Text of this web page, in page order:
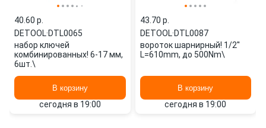
40.60 p.
DETOOL·DTL0065
набор ключей
комбинированных! 6-17 мм,
6шт.\
В корзину
сегодня в 19:00
43.70 p.
DETOOL·DTL0087
вороток шарнирный! 1/2''
L=610mm, до 500Nm\
В корзину
сегодня в 19:00